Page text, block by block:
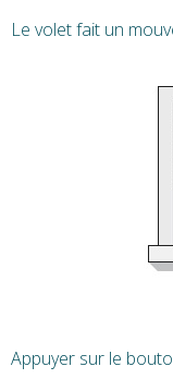
Le volet fait un
Appuyer sur le